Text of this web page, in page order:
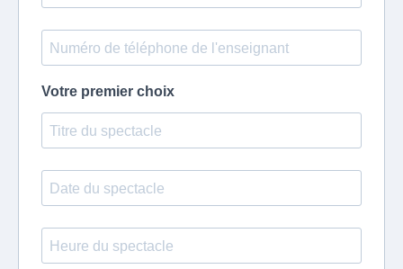
Votre premier choix